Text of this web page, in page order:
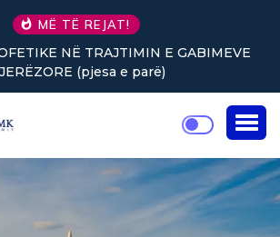
MË TË REJAT!
Nuk keni vullnet për të punuar? Tre
rikthejnë energjinë